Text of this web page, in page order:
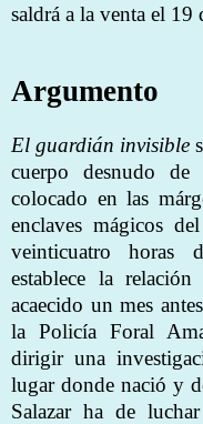
saldrá a la venta el
Argumento
El guardián invisible
cuerpo desnudo de
colocado en las
enclaves mágicos
veinticuatro horas
establece la
acaecido un mes
la Policía Foral
dirigir una
lugar donde nació y
Salazar ha de